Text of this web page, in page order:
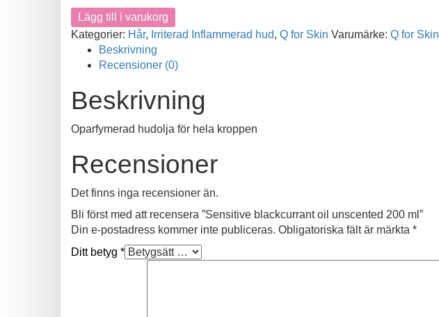
Lägg till i varukorg
Kategorier: Hår, Irriterad Inflammerad hud, Q for Skin Varumärke: Q for Skin
Beskrivning
Recensioner (0)
Beskrivning
Oparfymerad hudolja för hela kroppen
Recensioner
Det finns inga recensioner än.
Bli först med att recensera ”Sensitive blackcurrant oil unscented 200 ml”
Din e-postadress kommer inte publiceras. Obligatoriska fält är märkta *
Ditt betyg *